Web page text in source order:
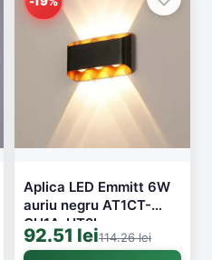
Aplica LED Emmitt 6W
auriu negru AT1CT-
CH1A-HT2L-
FYX01/6BK+GD
92.51 lei114.26 lei